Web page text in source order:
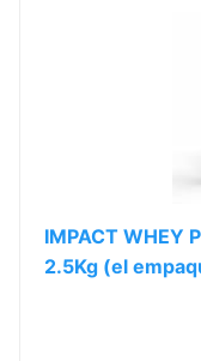
IMPACT WHEY
2.5Kg (el